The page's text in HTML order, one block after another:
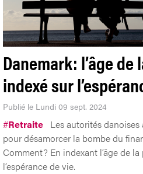
Danemark: l’âge
indexé sur
Publié le Lundi 09 sept. 2024
#Retraite Les autorités
pour désamorcer la bombe du
Comment? En indexant l’âge de
l’espérance de vie.